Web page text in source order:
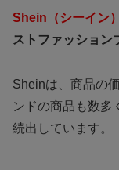
Shein（シーイン）
ストファッション
Sheinは、商品の
ンドの商品も数多
続出しています。